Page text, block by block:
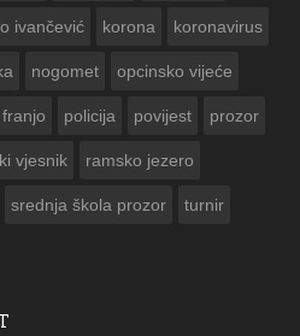
ivančević korona koronavirus
nogomet opcinsko vijeće
policija povijest prozor
vjesnik ramsko jezero
srednja škola prozor turnir